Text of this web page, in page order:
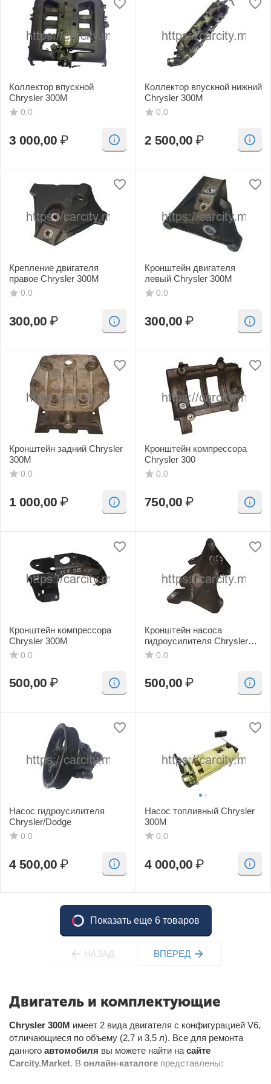
Двигатель и комплектующие
Chrysler 300M имеет 2 вида двигателя с конфигурацией V6,
отличающиеся по объему (2,7 и 3,5 л). Все для ремонта
данного автомобиля вы можете найти насайте
Carcity.Market. В онлайн-каталоге представлены:
Коллектор впускной
Chrysler 300M
0.0
3 000,00 ₽
Коллектор впускной нижний
Chrysler 300M
0.0
2 500,00 ₽
Крепление двигателя
правое Chrysler 300M
0.0
300,00 ₽
Кронштейн двигателя
левый Chrysler 300M
0.0
300,00 ₽
Кронштейн задний Chrysler
300M
0.0
1 000,00 ₽
Кронштейн компрессора
Chrysler 300
0.0
750,00 ₽
Кронштейн компрессора
Chrysler 300M
0.0
500,00 ₽
Кронштейн насоса
гидроусилителя Chrysler
3000.0
500,00 ₽
Насос гидроусилителя
Chrysler/Dodge
0.0
4 500,00 ₽
Насос топливный Chrysler
300M
0.0
4 000,00 ₽
Показать еще 6 товаров
НАЗАД ВПЕРЕД